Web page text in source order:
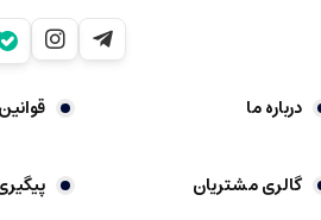
درباره ما قوانین
گالری مشتریان